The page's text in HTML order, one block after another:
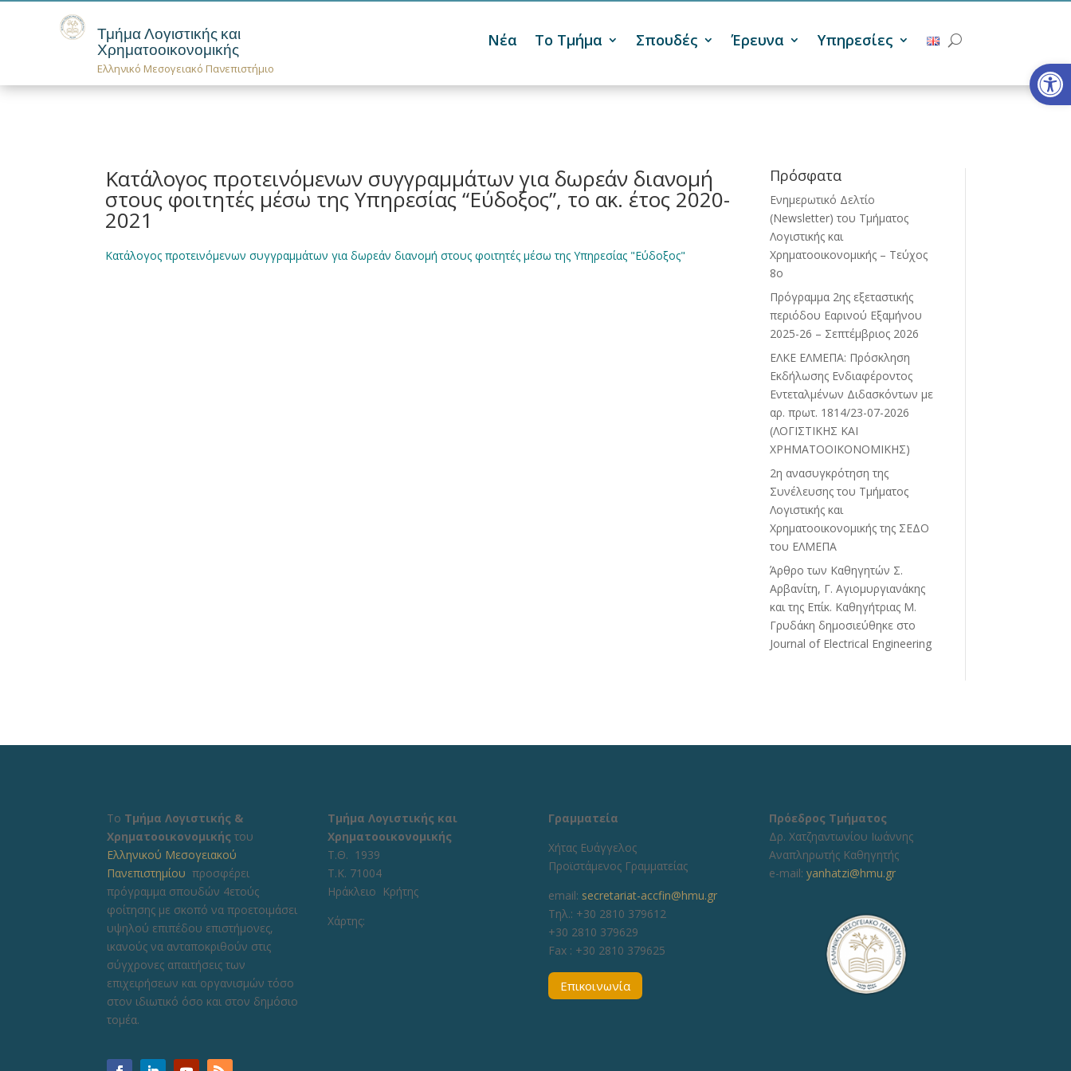
Τμήμα Λογιστικής και
Χρηματοοικονομικής
Ελληνικό Μεσογειακό Πανεπιστήμιο
Νέα Το Τμήμα Σπουδές Έρευνα Υπηρεσίες
Κατάλογος προτεινόμενων συγγραμμάτων για δωρεάν διανομή
στους φοιτητές μέσω της Υπηρεσίας “Εύδοξος”, το ακ. έτος 2020-
2021
Κατάλογος προτεινόμενων συγγραμμάτων για δωρεάν διανομή στους φοιτητές μέσω της Υπηρεσίας "Εύδοξος"
Πρόσφατα
Ενημερωτικό Δελτίο
(Newsletter) του Τμήματος
Λογιστικής και
Χρηματοοικονομικής – Τεύχος
8ο
Πρόγραμμα 2ης εξεταστικής
περιόδου Eαρινού Eξαμήνου
2025-26 – Σεπτέμβριος 2026
ΕΛΚΕ ΕΛΜΕΠΑ: Πρόσκληση
Εκδήλωσης Ενδιαφέροντος
Εντεταλμένων Διδασκόντων με
αρ. πρωτ. 1814/23-07-2026
(ΛΟΓΙΣΤΙΚΗΣ ΚΑΙ
ΧΡΗΜΑΤΟΟΙΚΟΝΟΜΙΚΗΣ)
2η ανασυγκρότηση της
Συνέλευσης του Τμήματος
Λογιστικής και
Χρηματοοικονομικής της ΣΕΔΟ
του ΕΛΜΕΠΑ
Άρθρο των Καθηγητών Σ.
Αρβανίτη, Γ. Αγιομυργιανάκης
και της Επίκ. Καθηγήτριας Μ.
Γρυδάκη δημοσιεύθηκε στο
Journal of Electrical Engineering
Το Τμήμα Λογιστικής &
Χρηματοοικονομικήςτου
Ελληνικού Μεσογειακού
Πανεπιστημίου προσφέρει
πρόγραμμα σπουδών 4ετούς
φοίτησης με σκοπό να προετοιμάσει
υψηλού επιπέδου επιστήμονες,
ικανούς να ανταποκριθούν στις
σύγχρονες απαιτήσεις των
επιχειρήσεων και οργανισμών τόσο
στον ιδιωτικό όσο και στον δημόσιο
τομέα.
Τμήμα Λογιστικής και
Χρηματοοικονομικής
Τ.Θ. 1939
Τ.Κ. 71004
Ηράκλειο Κρήτης
Χάρτης:
Γραμματεία
Χήτας Ευάγγελος
Προϊστάμενος Γραμματείας
email: secretariat-accfin@hmu.gr
Τηλ.: +30 2810 379612
+30 2810 379629
Fax : +30 2810 379625
Επικοινωνία
Πρόεδρος Τμήματος
Δρ. Χατζηαντωνίου Ιωάννης
Αναπληρωτής Καθηγητής
e-mail: yanhatzi@hmu.gr